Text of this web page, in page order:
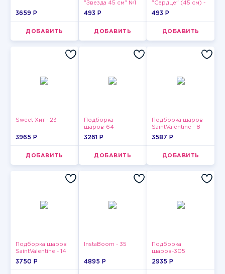
3659 P
ДОБАВИТЬ
"Звезда 45 см" №1
493 P
ДОБАВИТЬ
"Сердце" (45 см) -
2
493 P
ДОБАВИТЬ
Sweet Хит - 23
3965 P
ДОБАВИТЬ
Подборка
шаров-64
3261 P
ДОБАВИТЬ
Подборка шаров
SaintValentine - 8
3587 P
ДОБАВИТЬ
Подборка шаров
SaintValentine - 14
3750 P
InstaBoom - 35
4895 P
Подборка
шаров-305
2935 P